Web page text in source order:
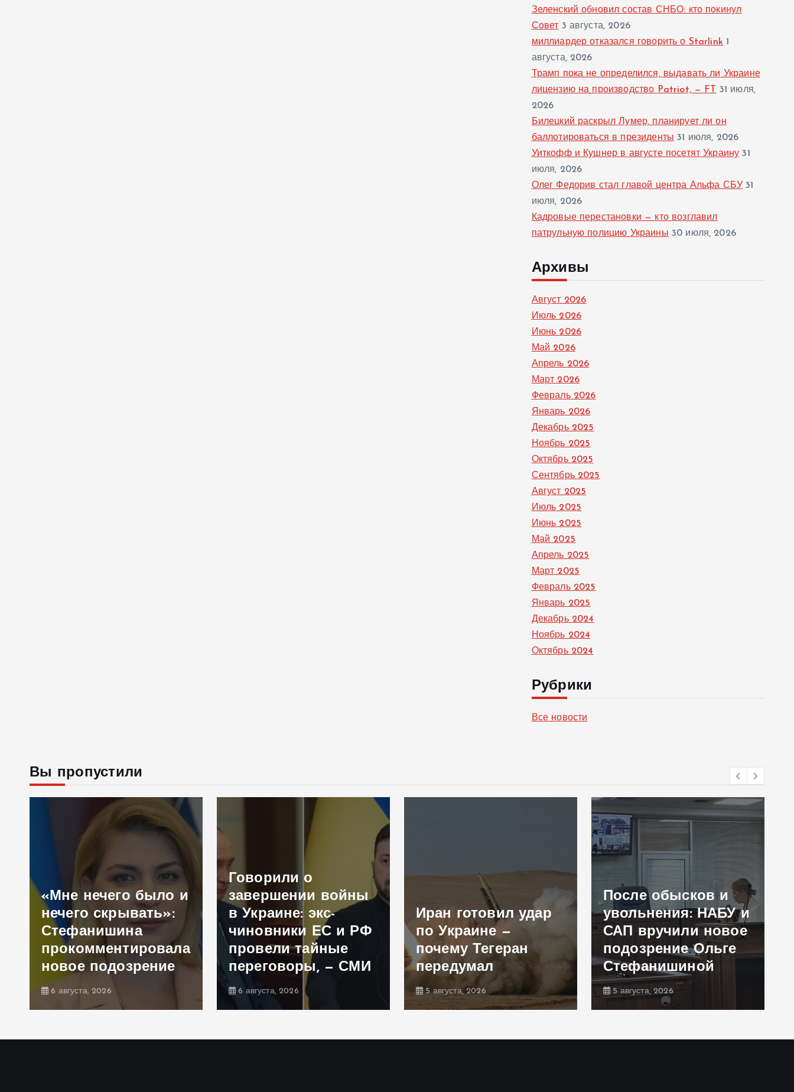
Зеленский обновил состав СНБО: кто покинул
Совет 3 августа, 2026
миллиардер отказался говорить о Starlink 1
августа, 2026
Трамп пока не определился, выдавать ли Украине
лицензию на производство Patriot, — FT
31 июля,
2026
Билецкий раскрыл Лумер, планирует ли он
баллотироваться в президенты 31 июля, 2026
Уиткофф и Кушнер в августе посетят Украину 31
июля, 2026
Олег Федорив стал главой центра Альфа СБУ 31
июля, 2026
Кадровые перестановки — кто возглавил
патрульную полицию Украины 30 июля, 2026
Архивы
Август 2026
Июль 2026
Июнь 2026
Май 2026
Апрель 2026
Март 2026
Февраль 2026
Январь 2026
Декабрь 2025
Ноябрь 2025
Октябрь 2025
Сентябрь 2025
Август 2025
Июль 2025
Июнь 2025
Май 2025
Апрель 2025
Март 2025
Февраль 2025
Январь 2025
Декабрь 2024
Ноябрь 2024
Октябрь 2024
Рубрики
Все новости
Вы пропустили
«Мне нечего было и
нечего скрывать»:
Стефанишина
прокомментировала
новое подозрение
6 августа, 2026
Говорили о
завершении войны
в Украине: экс-
чиновники ЕС и РФ
провели тайные
переговоры, — СМИ
6 августа, 2026
Иран готовил удар
по Украине —
почему Тегеран
передумал
5 августа, 2026
После обысков и
увольнения: НАБУ и
САП вручили новое
подозрение Ольге
Стефанишиной
5 августа, 2026